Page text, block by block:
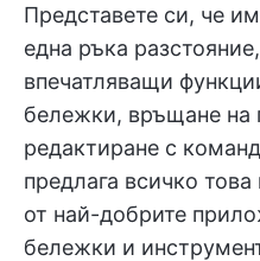
Представете си, че
една ръка
впечатляващи
бележки, връщане на
редактиране с
предлага всичко
от най-добрите
бележки и